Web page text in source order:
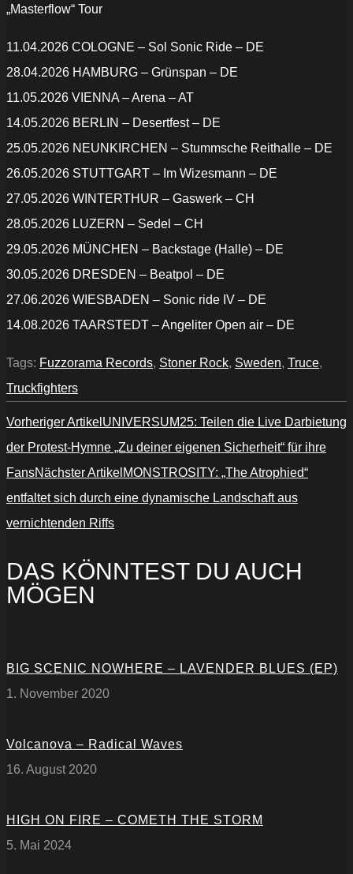
„Masterflow“ Tour
11.04.2026 COLOGNE – Sol Sonic Ride – DE
28.04.2026 HAMBURG – Grünspan – DE
11.05.2026 VIENNA – Arena – AT
14.05.2026 BERLIN – Desertfest – DE
25.05.2026 NEUNKIRCHEN – Stummsche Reithalle – DE
26.05.2026 STUTTGART – Im Wizesmann – DE
27.05.2026 WINTERTHUR – Gaswerk – CH
28.05.2026 LUZERN – Sedel – CH
29.05.2026 MÜNCHEN – Backstage (Halle) – DE
30.05.2026 DRESDEN – Beatpol – DE
27.06.2026 WIESBADEN – Sonic ride IV – DE
14.08.2026 TAARSTEDT – Angeliter Open air – DE
Tags: Fuzzorama Records, Stoner Rock, Sweden, Truce,
Truckfighters
Vorheriger Artikel UNIVERSUM25: Teilen die Live Darbietung
der Protest-Hymne „Zu deiner eigenen Sicherheit“ für ihre
FansNächster Artikel MONSTROSITY: „The Atrophied“
entfaltet sich durch eine dynamische Landschaft aus
vernichtenden Riffs
DAS KÖNNTEST DU AUCH
MÖGEN
BIG SCENIC NOWHERE – LAVENDER BLUES (EP)
1. November 2020
Volcanova – Radical Waves
16. August 2020
HIGH ON FIRE – COMETH THE STORM
5. Mai 2024